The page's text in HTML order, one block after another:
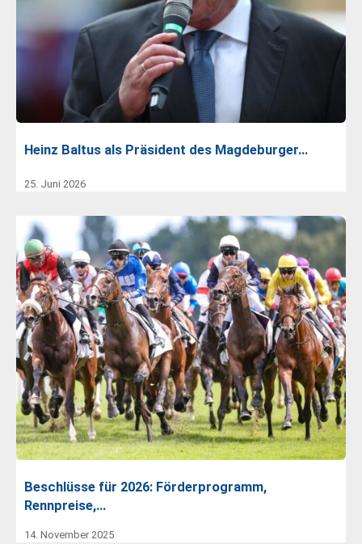
Heinz Baltus als Präsident des Magdeburger…
25. Juni 2026
Beschlüsse für 2026: Förderprogramm,
Rennpreise,…
14. November 2025